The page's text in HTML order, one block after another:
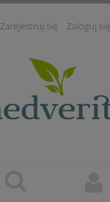
Zarejestruj się Zaloguj się